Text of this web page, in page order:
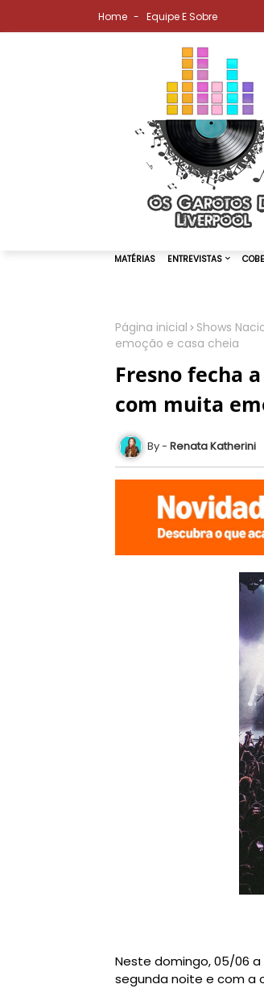
Home Equipe E Sobre
MATÉRIAS
Página inicial Shows
emoção e casa cheia
Fresno fecha
com muita
Renata Katherini
Neste domingo, 05/06